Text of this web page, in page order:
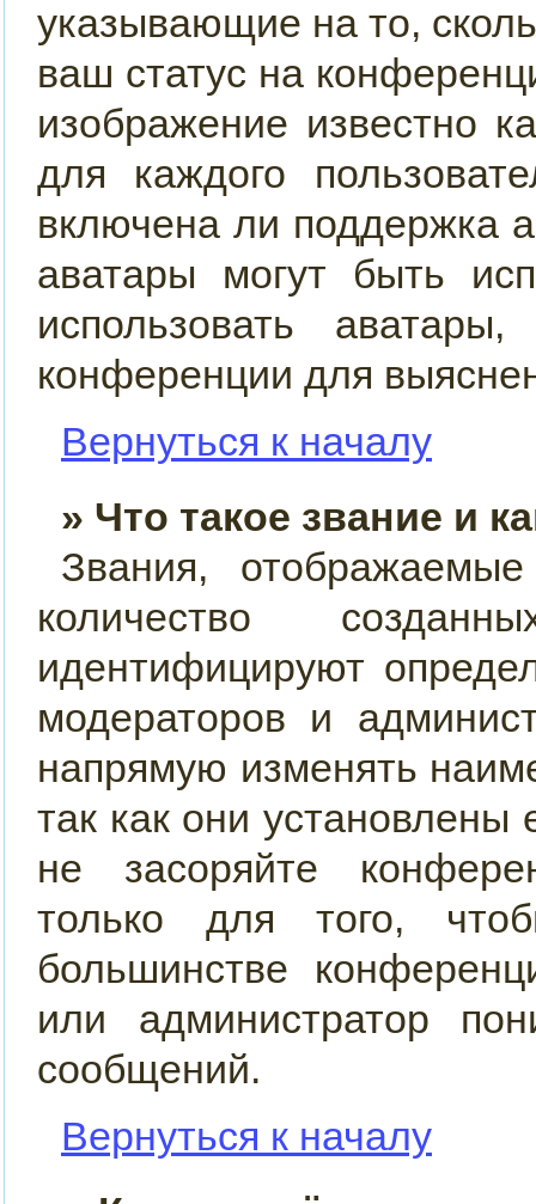
указывающие на то,
ваш статус на
изображение известно
для каждого
включена ли поддержка
аватары могут быть
использовать
конференции для
Вернуться к началу
» Что такое звание и
Звания,
количество
идентифицируют
модераторов и
напрямую изменять
так как они
не засоряйте
только для того,
большинстве
или администратор
сообщений.
Вернуться к началу